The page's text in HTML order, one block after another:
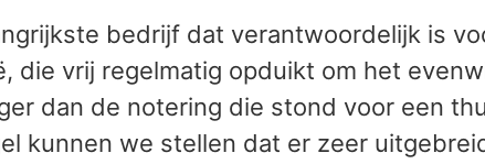
bedrijf dat verantwoordelijk is
die vrij regelmatig opduikt om het
dan de notering die stond voor een
kunnen we stellen dat er zeer